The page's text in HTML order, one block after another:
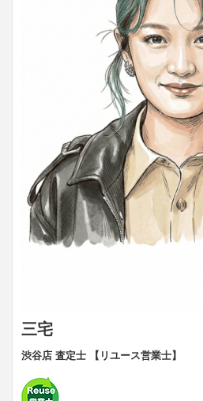
三宅
渋谷店 査定士 【リユース営業士】